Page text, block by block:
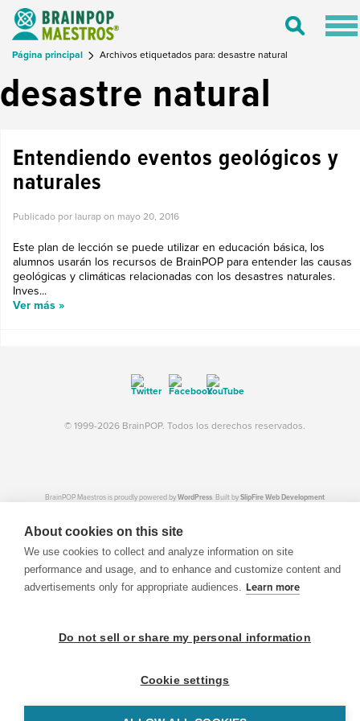
Toggle
Página principal Archivos etiquetados para: desastre natural
desastre natural
Entendiendo eventos geológicos y
naturales
Publicado por laurap on mayo 20, 2016
Este plan de lección se puede utilizar en educación básica, los
alumnos usarán los recursos de BrainPOP para entender las causas
geológicas y climáticas relacionadas con los desastres naturales.
Inves...
Ver más »
© 1999-2026 BrainPOP. Todos los derechos reservados.
BrainPOP Maestros is proudly powered byWordPress. Built bySlipFire Web Development
About cookies on this site
We use cookies to collect and analyze information on site
performance and usage, and to enhance and customize content and
advertisements only for appropriate audiences. Learn more
Do not sell or share my personal information
Cookie settings